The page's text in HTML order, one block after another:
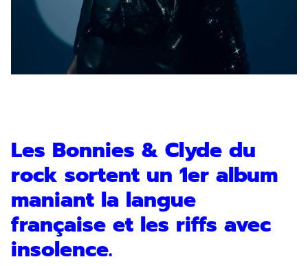
Les Bonnies & Clyde du
rock sortent un 1er album
maniant la langue
française et les riffs avec
insolence.